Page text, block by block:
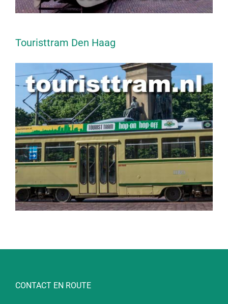
Touristtram Den Haag
CONTACT EN ROUTE